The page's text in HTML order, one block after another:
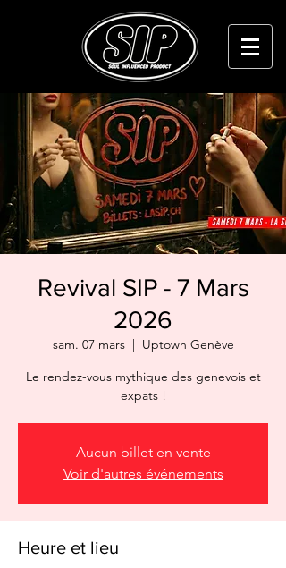
Revival SIP - 7 Mars
2026
sam. 07 mars
  |
Uptown Genève
Le rendez-vous mythique des genevois et
expats !
Aucun billet en vente
Voir d'autres événements
Heure et lieu